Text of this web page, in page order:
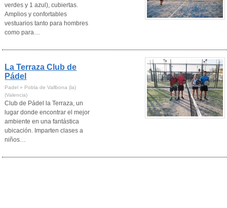
verdes y 1 azul), cubiertas.
Amplios y confortables
vestuarios tanto para hombres
como para…
La Terraza Club de
Pádel
Padel » Pobla de Vallbona (la)
(Valencia)
Club de Pádel la Terraza, un
lugar donde encontrar el mejor
ambiente en una fantástica
ubicación. Imparten clases a
niños…